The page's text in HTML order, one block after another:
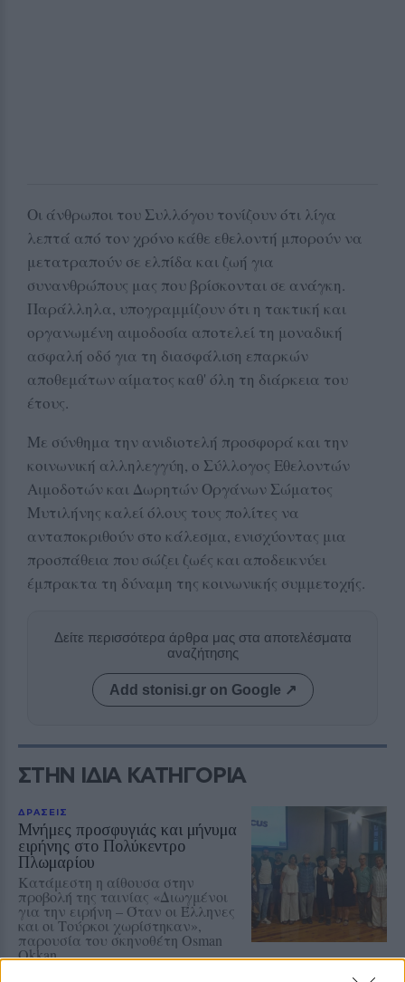
Οι άνθρωποι του Συλλόγου τονίζουν ότι λίγα
λεπτά από τον χρόνο κάθε εθελοντή μπορούν να
μετατραπούν σε ελπίδα και ζωή για
συνανθρώπους μας που βρίσκονται σε ανάγκη.
Παράλληλα, υπογραμμίζουν ότι η τακτική και
οργανωμένη αιμοδοσία αποτελεί τη μοναδική
ασφαλή οδό για τη διασφάλιση επαρκών
αποθεμάτων αίματος καθ' όλη τη διάρκεια του
έτους.
Με σύνθημα την ανιδιοτελή προσφορά και την
κοινωνική αλληλεγγύη, ο Σύλλογος Εθελοντών
Αιμοδοτών και Δωρητών Οργάνων Σώματος
Μυτιλήνης καλεί όλους τους πολίτες να
ανταποκριθούν στο κάλεσμα, ενισχύοντας μια
προσπάθεια που σώζει ζωές και αποδεικνύει
έμπρακτα τη δύναμη της κοινωνικής συμμετοχής.
Δείτε περισσότερα άρθρα μας στα αποτελέσματα
αναζήτησης
Add stonisi.gr on Google ↗
ΣΤΗΝ ΙΔΙΑ ΚΑΤΗΓΟΡΙΑ
ΔΡΑΣΕΙΣ
Μνήμες προσφυγιάς και μήνυμα
ειρήνης στο Πολύκεντρο
Πλωμαρίου
Κατάμεστη η αίθουσα στην
προβολή της ταινίας «Διωγμένοι
για την ειρήνη – Όταν οι Έλληνες
και οι Τούρκοι χωρίστηκαν»,
παρουσία του σκηνοθέτη Osman
Okkan